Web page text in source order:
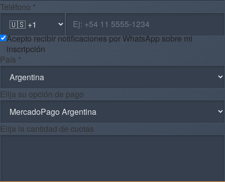
Teléfono *
Acepto recibir notificaciones por WhatsApp sobre mi
inscripción
País *
Elija su opción de pago
Elija la cantidad de cuotas